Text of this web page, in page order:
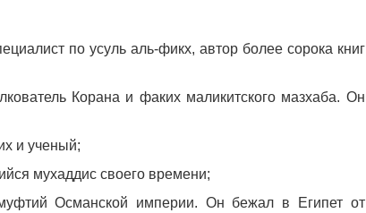
по усуль аль-фикх, автор более сорока книг
Корана и факих маликитского мазхаба. Он
и ученый;
мухаддис своего времени;
Османской империи. Он бежал в Египет от